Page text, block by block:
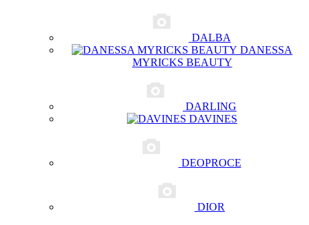
DALBA
DANESSA
MYRICKS BEAUTY
DARLING
DAVINES
DEOPROCE
DIOR